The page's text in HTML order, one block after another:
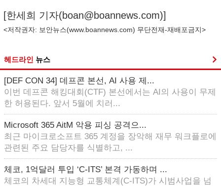
[한세희 기자(boan@boannews.com)]
<저작권자: 보안뉴스(www.boannews.com) 무단전재-재배포금지>
헤드라인 뉴스
[DEF CON 34] 데프콘 본선, AI 사용 제...
이번 데프콘 해킹대회(CTF) 본선에서는 AI의 사용이 무제
한 허용된다. 앞서 5월에 치러...
Microsoft 365 AitM 악용 피싱 공격으...
최근 마이크로소프트 365 계정을 장악해 재무 워크플로에
관련된 주요 담당자를 식별하고, ...
체코, 1억달러 투입 ‘C-ITS’ 본격 가동하며 ...
체코의 차세대 지능형 교통체계(C-ITS)가 시범사업을 넘